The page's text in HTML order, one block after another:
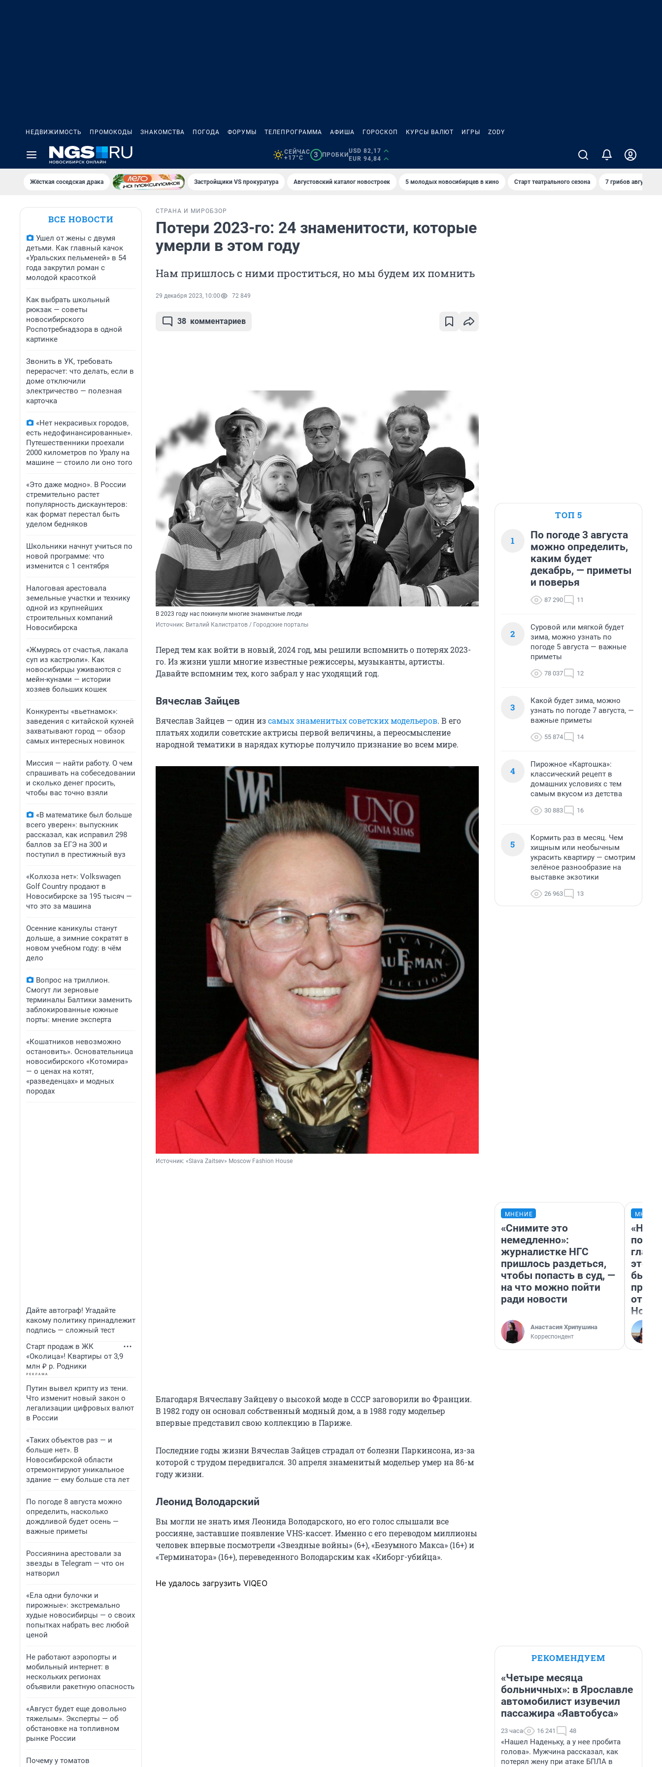
НЕДВИЖИМОСТЬ ПРОМОКОДЫ ЗНАКОМСТВА ПОГОДА ФОРУМЫ ТЕЛЕПРОГРАММА АФИША ГОРОСКОП КУРСЫ ВАЛЮТ ИГРЫ ZODY
СЕЙЧАС
+17°C
3 ПРОБКИ
USD 82,17
EUR 94,84
Жёсткая соседская драка Застройщики VS прокуратура Августовский каталог новостроек 5 молодых новосибирцев в кино Старт театрального сезона 7 грибов августа
ВСЕ НОВОСТИ
Ушел от жены с двумя
детьми. Как главный качок
«Уральских пельменей» в 54
года закрутил роман с
молодой красоткой
Как выбрать школьный
рюкзак — советы
новосибирского
Роспотребнадзора в одной
картинке
Звонить в УК, требовать
перерасчет: что делать, если в
доме отключили
электричество — полезная
карточка
«Нет некрасивых городов,
есть недофинансированные».
Путешественники проехали
2000 километров по Уралу на
машине — стоило ли оно того
«Это даже модно». В России
стремительно растет
популярность дискаунтеров:
как формат перестал быть
уделом бедняков
Школьники начнут учиться по
новой программе: что
изменится с 1 сентября
Налоговая арестовала
земельные участки и технику
одной из крупнейших
строительных компаний
Новосибирска
«Жмурясь от счастья, лакала
суп из кастрюли». Как
новосибирцы уживаются с
мейн-кунами — истории
хозяев больших кошек
Конкуренты «вьетнамок»:
заведения с китайской кухней
захватывают город — обзор
самых интересных новинок
Миссия — найти работу. О чем
спрашивать на собеседовании
и сколько денег просить,
чтобы вас точно взяли
«В математике был больше
всего уверен»: выпускник
рассказал, как исправил 298
баллов за ЕГЭ на 300 и
поступил в престижный вуз
«Колхоза нет»: Volkswagen
Golf Сountry продают в
Новосибирске за 195 тысяч —
что это за машина
Осенние каникулы станут
дольше, а зимние сократят в
новом учебном году: в чём
дело
Вопрос на триллион.
Смогут ли зерновые
терминалы Балтики заменить
заблокированные южные
порты: мнение эксперта
«Кошатников невозможно
остановить». Основательница
новосибирского «Котомира»
— о ценах на котят,
«разведенцах» и модных
породах
Дайте автограф! Угадайте
какому политику принадлежит
подпись — сложный тест
Старт продаж в ЖК
«Околица»! Квартиры от 3,9
млн ₽ р. Родники
Путин вывел крипту из тени.
Что изменит новый закон о
легализации цифровых валют
в России
«Таких объектов раз — и
больше нет». В
Новосибирской области
отремонтируют уникальное
здание — ему больше ста лет
По погоде 8 августа можно
определить, насколько
дождливой будет осень —
важные приметы
Россиянина арестовали за
звезды в Telegram — что он
натворил
«Ела одни булочки и
пирожные»: экстремально
худые новосибирцы — о своих
попытках набрать вес любой
ценой
Не работают аэропорты и
мобильный интернет: в
нескольких регионах
объявили ракетную опасность
«Август будет еще довольно
тяжелым». Эксперты — об
обстановке на топливном
рынке России
Почему у томатов
СТРАНА И МИРОБЗОР
Потери 2023-го: 24 знаменитости, которые
умерли в этом году
Нам пришлось с ними проститься, но мы будем их помнить
29 декабря 2023, 10:00 72 849
38 комментариев
В 2023 году нас покинули многие знаменитые люди
Источник: Виталий Калистратов / Городские порталы
Перед тем как войти в новый, 2024 год, мы решили вспомнить о потерях 2023-
го. Из жизни ушли многие известные режиссеры, музыканты, артисты.
Давайте вспомним тех, кого забрал у нас уходящий год.
Вячеслав Зайцев
Вячеслав Зайцев — один изсамых знаменитых советских модельеров. В его
платьях ходили советские актрисы первой величины, а переосмысление
народной тематики в нарядах кутюрье получило признание во всем мире.
Источник: «Slava Zaitsev» Moscow Fashion House
Благодаря Вячеславу Зайцеву о высокой моде в СССР заговорили во Франции.
В 1982 году он основал собственный модный дом, а в 1988 году модельер
впервые представил свою коллекцию в Париже.
Последние годы жизни Вячеслав Зайцев страдал от болезни Паркинсона, из-за
которой с трудом передвигался. 30 апреля знаменитый модельер умер на 86-м
году жизни.
Леонид Володарский
Вы могли не знать имя Леонида Володарского, но его голос слышали все
россияне, заставшие появление VHS-кассет. Именно с его переводом миллионы
человек впервые посмотрели «Звездные войны» (6+), «Безумного Макса» (16+) и
«Терминатора» (16+), переведенного Володарским как «Киборг-убийца».
Не удалось загрузить VIQEO
ТОП 5
1
По погоде 3 августа
можно определить,
каким будет
декабрь, — приметы
и поверья
87 290 11
2
Суровой или мягкой будет
зима, можно узнать по
погоде 5 августа — важные
приметы
78 037 12
3
Какой будет зима, можно
узнать по погоде 7 августа, —
важные приметы
55 874 14
4
Пирожное «Картошка»:
классический рецепт в
домашних условиях с тем
самым вкусом из детства
30 883 16
5
Кормить раз в месяц. Чем
хищным или необычным
украсить квартиру — смотрим
зелёное разнообразие на
выставке экзотики
26 963 13
МНЕНИЕ
«Снимите это
немедленно»:
журналистке НГС
пришлось раздеться,
чтобы попасть в суд, —
на что можно пойти
ради новости
Анастасия Хрипушина
Корреспондент
этого
бьет
РЕКОМЕНДУЕМ
«Четыре месяца
больничных»: в Ярославле
автомобилист изувечил
пассажира «Яавтобуса»
23 часа 16 241 48
«Нашел Наденьку, а у нее пробита
голова». Мужчина рассказал, как
потерял жену при атаке БПЛА в